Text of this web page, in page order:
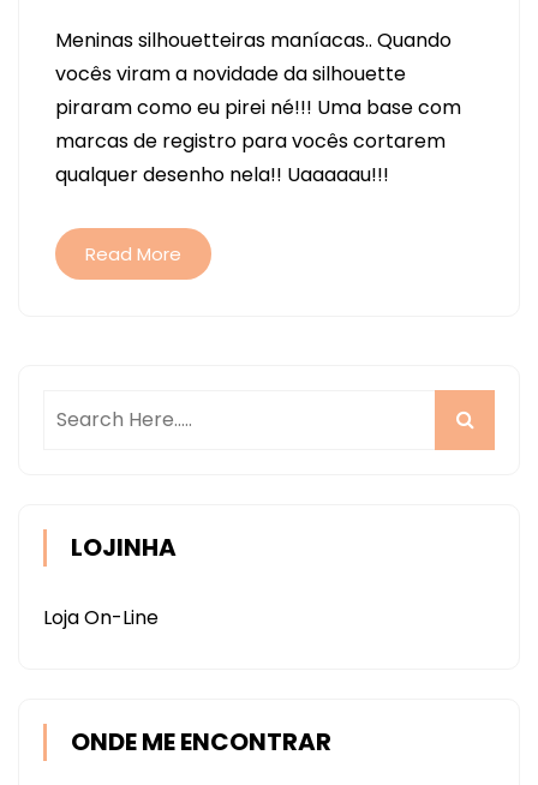
NO
EXTERIOR
–
BASE
PIXSCAN
Meninas silhouetteiras maníacas.. Quando
vocês viram a novidade da silhouette
piraram como eu pirei né!!! Uma base com
marcas de registro para vocês cortarem
qualquer desenho nela!! Uaaaaau!!!
Read More
LOJINHA
Loja On-Line
ONDE ME ENCONTRAR